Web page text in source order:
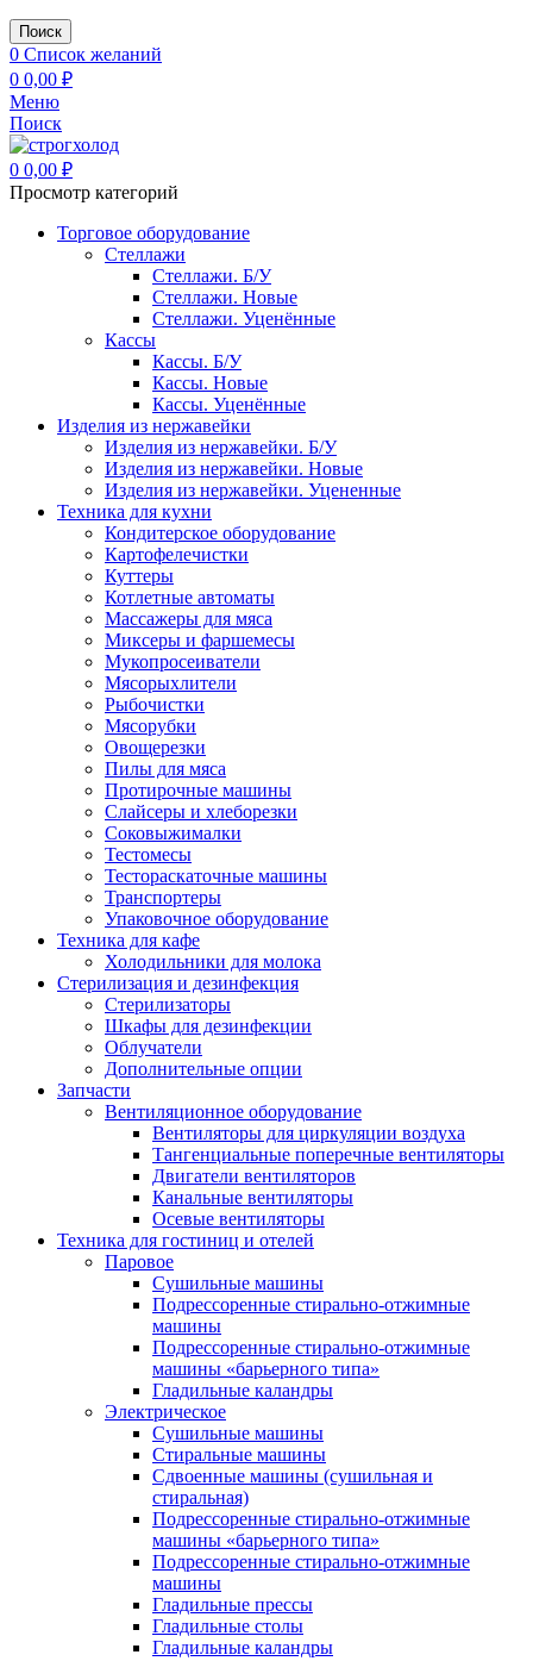
Поиск
0 Список желаний
0 0,00 ₽
Меню
Поиск
0 0,00 ₽
Просмотр категорий
Торговое оборудование
Стеллажи
Стеллажи. Б/У
Стеллажи. Новые
Стеллажи. Уценённые
Кассы
Кассы. Б/У
Кассы. Новые
Кассы. Уценённые
Изделия из нержавейки
Изделия из нержавейки. Б/У
Изделия из нержавейки. Новые
Изделия из нержавейки. Уцененные
Техника для кухни
Кондитерское оборудование
Картофелечистки
Куттеры
Котлетные автоматы
Массажеры для мяса
Миксеры и фаршемесы
Мукопросеиватели
Мясорыхлители
Рыбочистки
Мясорубки
Овощерезки
Пилы для мяса
Протирочные машины
Слайсеры и хлеборезки
Соковыжималки
Тестомесы
Тестораскаточные машины
Транспортеры
Упаковочное оборудование
Техника для кафе
Холодильники для молока
Стерилизация и дезинфекция
Стерилизаторы
Шкафы для дезинфекции
Облучатели
Дополнительные опции
Запчасти
Вентиляционное оборудование
Вентиляторы для циркуляции воздуха
Тангенциальные поперечные вентиляторы
Двигатели вентиляторов
Канальные вентиляторы
Осевые вентиляторы
Техника для гостиниц и отелей
Паровое
Cушильные машины
Подрессоренные стирально-отжимные
машины
Подрессоренные стирально-отжимные
машины «барьерного типа»
Гладильные каландры
Электрическое
Сушильные машины
Стиральные машины
Сдвоенные машины (сушильная и
стиральная)
Подрессоренные стирально-отжимные
машины «барьерного типа»
Подрессоренные стирально-отжимные
машины
Гладильные прессы
Гладильные столы
Гладильные каландры